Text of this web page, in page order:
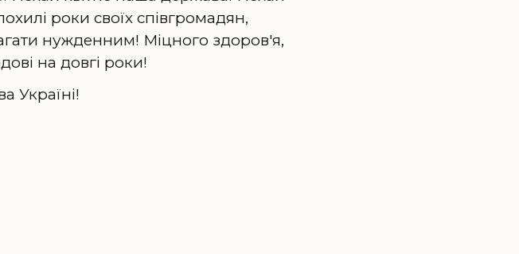
роки своїх співгромадян,
нужденним! Міцного здоров'я,
на довгі роки!
Україні!